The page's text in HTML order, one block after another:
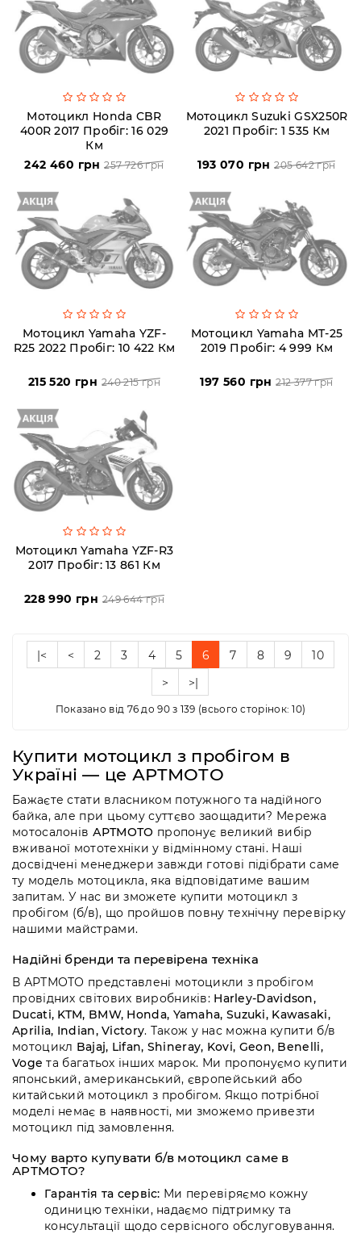
Мотоцикл Honda CBR
400R 2017 Пробіг: 16 029
Км
242 460 грн 257 726 грн
Мотоцикл Suzuki GSX250R
2021 Пробіг: 1 535 Км
193 070 грн 205 642 грн
Мотоцикл Yamaha YZF-
R25 2022 Пробіг: 10 422 Км
215 520 грн 240 215 грн
Мотоцикл Yamaha MT-25
2019 Пробіг: 4 999 Км
197 560 грн 212 377 грн
Мотоцикл Yamaha YZF-R3
2017 Пробіг: 13 861 Км
228 990 грн 249 644 грн
|< < 2 3 4 5 6 7 8 9
10
>
>|
Показано від 76 до 90 з 139 (всього сторінок: 10)
Купити мотоцикл з пробігом в
Україні — це АРТМОТО
Бажаєте стати власником потужного та надійного
байка, але при цьому суттєво заощадити? Мережа
мотосалонів АРТМОТО пропонує великий вибір
вживаної мототехніки у відмінному стані. Наші
досвідчені менеджери завжди готові підібрати саме
ту модель мотоцикла, яка відповідатиме вашим
запитам. У нас ви зможете купити мотоцикл з
пробігом (б/в), що пройшов повну технічну перевірку
нашими майстрами.
Надійні бренди та перевірена техніка
В АРТМОТО представлені мотоцикли з пробігом
провідних світових виробників: Harley-Davidson,
Ducati, KTM, BMW, Honda, Yamaha, Suzuki, Kawasaki,
Aprilia, Indian, Victory. Також у нас можна купити б/в
мотоцикл Bajaj, Lifan, Shineray, Kovi, Geon, Benelli,
Voge та багатьох інших марок. Ми пропонуємо купити
японський, американський, європейський або
китайський мотоцикл з пробігом. Якщо потрібної
моделі немає в наявності, ми зможемо привезти
мотоцикл під замовлення.
Чому варто купувати б/в мотоцикл саме в
АРТМОТО?
Гарантія та сервіс: Ми перевіряємо кожну
одиницю техніки, надаємо підтримку та
консультації щодо сервісного обслуговування.